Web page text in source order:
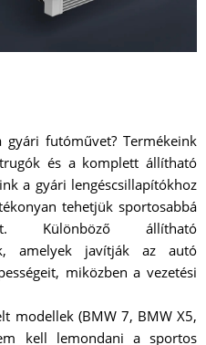
futóművet? Termékeink
és a komplett állítható
a gyári lengéscsillapítókhoz
tehetjük sportosabbá
Különböző állítható
amelyek javítják az autó
miközben a vezetési
modellek (BMW 7, BMW X5,
kell lemondani a sportos